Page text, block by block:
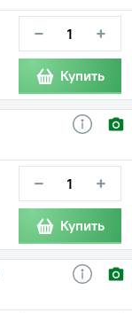
− +
Купить
− +
Купить